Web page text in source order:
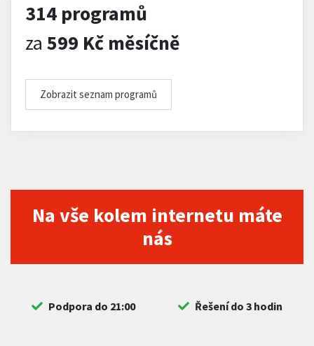
314 programů
za 599 Kč měsíčně
Zobrazit seznam programů
Na vše kolem internetu máte
nás
Podpora do 21:00 Řešení do 3 hodin